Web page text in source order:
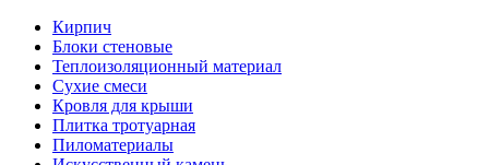
Кирпич
Блоки стеновые
Теплоизоляционный материал
Сухие смеси
Кровля для крыши
Плитка тротуарная
Пиломатериалы